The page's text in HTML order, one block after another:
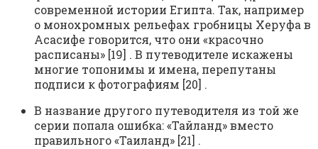
современной истории Египта. Так, например
о монохромных рельефах гробницы Херуфа в
Асасифе говорится, что они «красочно
расписаны» [19] . В путеводителе искажены
многие топонимы и имена, перепутаны
подписи к фотографиям [20] .
В название другого путеводителя из той же
серии попала ошибка: «Тайланд» вместо
правильного «Таиланд» [21] .